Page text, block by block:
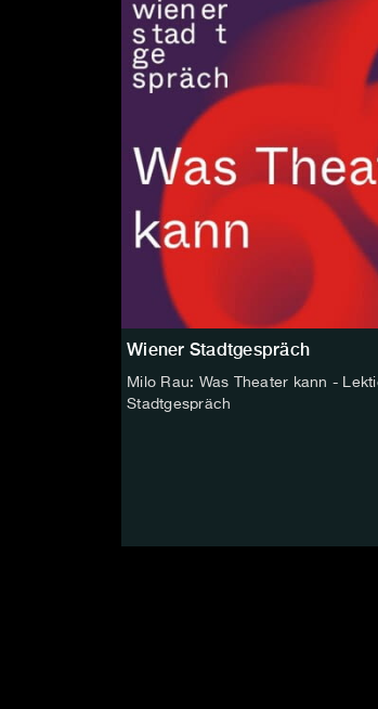
Wiener Stadtgespräch
Milo Rau: Was Theater kann -
Stadtgespräch